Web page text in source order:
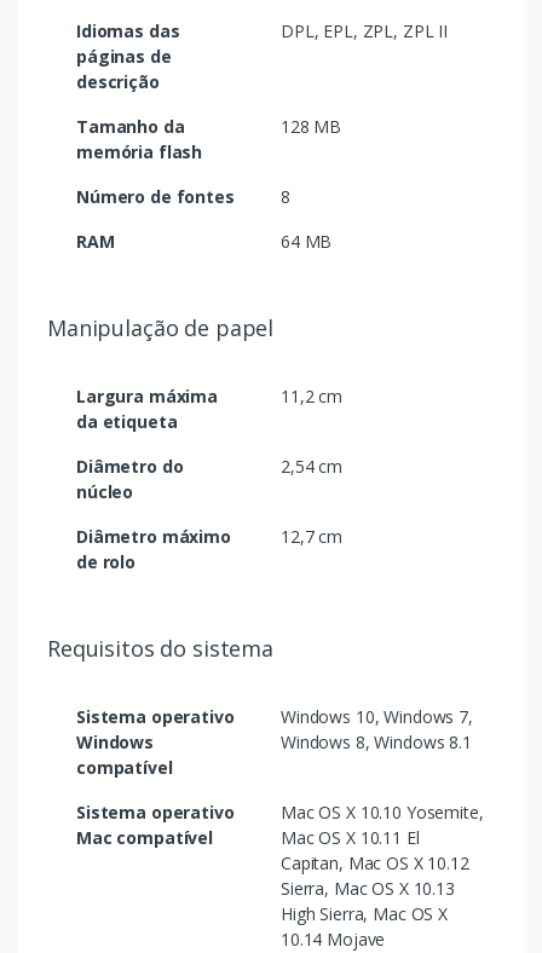
Idiomas das
páginas de
descrição
DPL, EPL, ZPL, ZPL II
Tamanho da
memória flash
128 MB
Número de fontes
8
RAM
64 MB
Manipulação de papel
Largura máxima
da etiqueta
11,2 cm
Diâmetro do
núcleo
2,54 cm
Diâmetro máximo
de rolo
12,7 cm
Requisitos do sistema
Sistema operativo
Windows
compatível
Windows 10, Windows 7,
Windows 8, Windows 8.1
Sistema operativo
Mac compatível
Mac OS X 10.10 Yosemite,
Mac OS X 10.11 El
Capitan, Mac OS X 10.12
Sierra, Mac OS X 10.13
High Sierra, Mac OS X
10.14 Mojave